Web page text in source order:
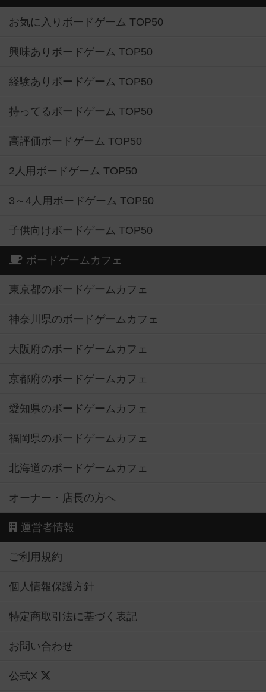
お気に入りボードゲーム TOP50
興味ありボードゲーム TOP50
経験ありボードゲーム TOP50
持ってるボードゲーム TOP50
高評価ボードゲーム TOP50
2人用ボードゲーム TOP50
3～4人用ボードゲーム TOP50
子供向けボードゲーム TOP50
ボードゲームカフェ
東京都のボードゲームカフェ
神奈川県のボードゲームカフェ
大阪府のボードゲームカフェ
京都府のボードゲームカフェ
愛知県のボードゲームカフェ
福岡県のボードゲームカフェ
北海道のボードゲームカフェ
オーナー・店長の方へ
運営者情報
ご利用規約
個人情報保護方針
特定商取引法に基づく表記
お問い合わせ
公式X